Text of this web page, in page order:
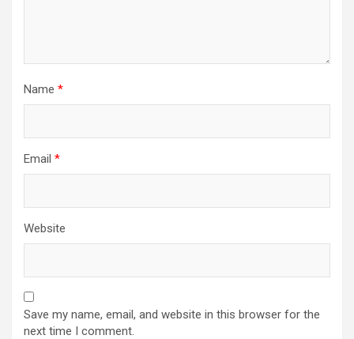
Name *
Email *
Website
Save my name, email, and website in this browser for the
next time I comment.